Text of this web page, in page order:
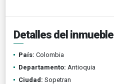
Detalles del inmueble
País: Colombia
Departamento: Antioquia
Ciudad: Sopetran